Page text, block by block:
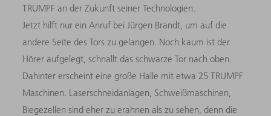
TRUMPF an der Zukunft seiner Technologien.
Jetzt hilft nur ein Anruf bei Jürgen Brandt, um auf die
andere Seite des Tors zu gelangen. Noch kaum ist der
Hörer aufgelegt, schnallt das schwarze Tor nach oben.
Dahinter erscheint eine große Halle mit etwa 25 TRUMPF
Maschinen. Laserschneidanlagen, Schweißmaschinen,
Biegezellen sind eher zu erahnen als zu sehen, denn die